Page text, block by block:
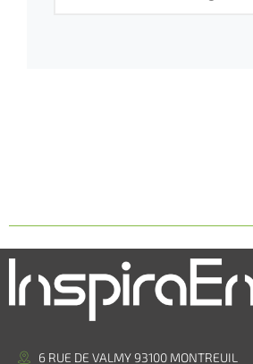
6 RUE DE VALMY 93100 MONTREUIL